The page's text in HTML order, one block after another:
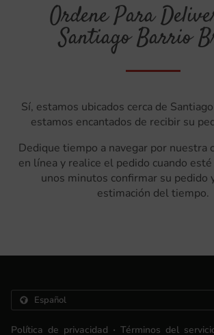
Ordene Para
Santiago Barrio
Sí, estamos ubicados cerca de
estamos encantados de recibir su
Dedique tiempo a navegar por nuestra
en línea y realice el pedido cuando
unos minutos confirmar su pedido
estimación del tiempo.
Política de privacidad . Términos del